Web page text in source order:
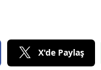
X'de Paylaş